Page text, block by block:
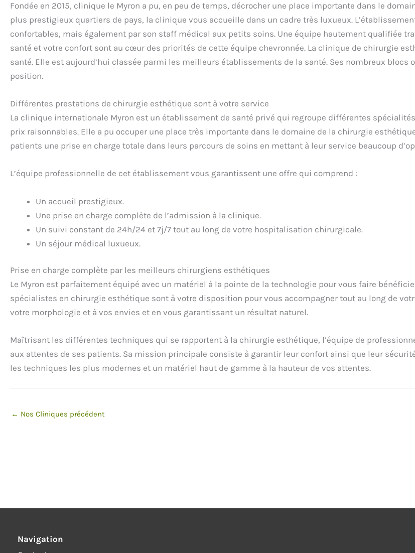
Fondée en 2015, clinique le Myron a pu, en peu de temps, décrocher une place importante dans le
plus prestigieux quartiers de pays, la clinique vous accueille dans un cadre très luxueux.
confortables, mais également par son staff médical aux petits soins. Une équipe hautement qualifiée
santé et votre confort sont au cœur des priorités de cette équipe chevronnée. La clinique de chirurgie
santé. Elle est aujourd’hui classée parmi les meilleurs établissements de la santé. Ses nombreux
position.
Différentes prestations de chirurgie esthétique sont à votre service
La clinique internationale Myron est un établissement de santé privé qui regroupe différentes
prix raisonnables. Elle a pu occuper une place très importante dans le domaine de la chirurgie
patients une prise en charge totale dans leurs parcours de soins en mettant à leur service beaucoup
L’équipe professionnelle de cet établissement vous garantissent une offre qui comprend :
Un accueil prestigieux.
Une prise en charge complète de l’admission à la clinique.
Un suivi constant de 24h/24 et 7j/7 tout au long de votre hospitalisation chirurgicale.
Un séjour médical luxueux.
Prise en charge complète par les meilleurs chirurgiens esthétiques
Le Myron est parfaitement équipé avec un matériel à la pointe de la technologie pour vous faire
spécialistes en chirurgie esthétique sont à votre disposition pour vous accompagner tout au long de
votre morphologie et à vos envies et en vous garantissant un résultat naturel.
Maîtrisant les différentes techniques qui se rapportent à la chirurgie esthétique, l’équipe de
aux attentes de ses patients. Sa mission principale consiste à garantir leur confort ainsi que leur
les techniques les plus modernes et un matériel haut de gamme à la hauteur de vos attentes.
← Nos Cliniques précédent
Navigation